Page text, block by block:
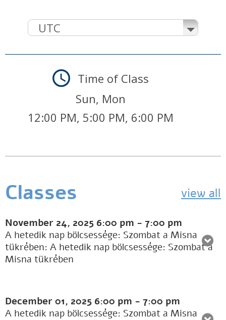
UTC
Time of Class
Sun, Mon
12:00 PM, 5:00 PM, 6:00 PM
Classes view all
November 24, 2025 6:00 pm - 7:00 pm
A hetedik nap bölcsessége: Szombat a Misna
tükrében: A hetedik nap bölcsessége: Szombat a
Misna tükrében
December 01, 2025 6:00 pm - 7:00 pm
A hetedik nap bölcsessége: Szombat a Misna